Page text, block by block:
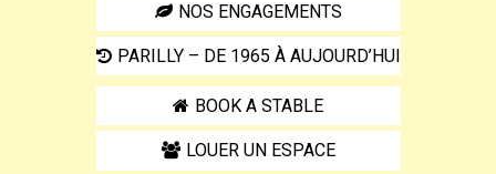
NOS ENGAGEMENTS
PARILLY – DE 1965 À AUJOURD’HUI
BOOK A STABLE
LOUER UN ESPACE